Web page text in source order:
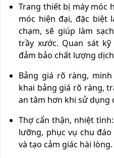
Trang thiết bị máy móc
móc hiện đại, đặc biệt
chạm, sẽ giúp làm
trầy xước. Quan sát
đảm bảo chất lượng
Bảng giá rõ ràng,
khai bảng giá rõ ràng,
an tâm hơn khi sử dụng
Thợ cẩn thận, nhiệt
lưỡng, phục vụ chu
và tạo cảm giác hài lòng.